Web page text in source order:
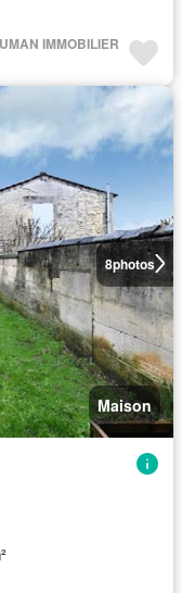
IMMOBILIER
8photos
Maison